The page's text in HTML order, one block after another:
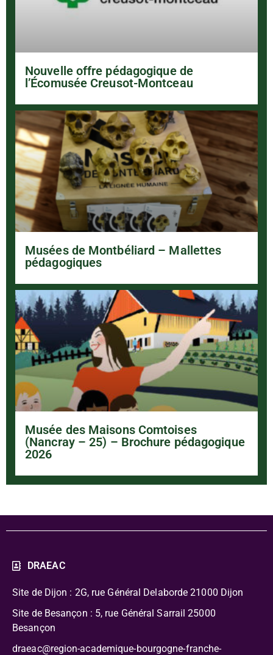
Nouvelle offre pédagogique de
l’Écomusée Creusot-Montceau
Musées de Montbéliard – Mallettes
pédagogiques
Musée des Maisons Comtoises
(Nancray – 25) – Brochure pédagogique
2026
DRAEAC
Site de Dijon : 2G, rue Général Delaborde 21000 Dijon
Site de Besançon : 5, rue Général Sarrail 25000
Besançon
draeac@region-academique-bourgogne-franche-